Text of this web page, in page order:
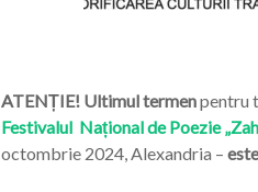
ATENȚIE! Ultimul termenpentru
Festivalul Național de Poezie
octombrie 2024, Alexandria –